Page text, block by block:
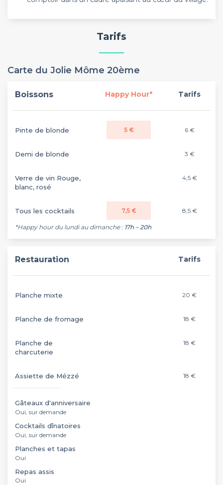
Tarifs
Carte du Jolie Môme 20ème
Boissons Happy Hour* Tarifs
Pinte de blonde 5 € 6 €
Demi de blonde 3 €
Verre de vin Rouge,
blanc, rosé
4,5 €
Tous les cocktails 7,5 € 8,5 €
*Happy hour du lundi au dimanche : 17h – 20h
Restauration Tarifs
Planche mixte 20 €
Planche de fromage 18 €
Planche de
charcuterie
18 €
Assiette de Mézzé 18 €
Gâteaux d'anniversaire
Oui, sur demande
Cocktails dînatoires
Oui, sur demande
Planches et tapas
Oui
Repas assis
Oui